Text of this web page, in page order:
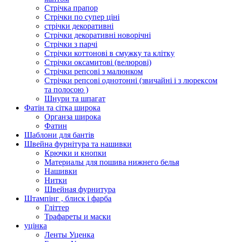
Стрічка прапор
Стрічки по супер ціні
стрічки декоративні
Стрічки декоративні новорічні
Стрічки з парчі
Стрічки коттонові в смужку та клітку
Стрічки оксамитові (велюрові)
Стрічки репсові з малюнком
Стрічки репсові однотонні (звичайні і з люрексом
та полосою )
Шнури та шпагат
Фатін та сітка широка
Органза широка
Фатин
Шаблони для бантів
Швейна фурнітура та нашивки
Крючки и кнопки
Материалы для пошива нижнего белья
Нашивки
Нитки
Швейная фурнитура
Штампінг , блиск і фарба
Гліттер
Трафареты и маски
уцінка
Ленты Уценка